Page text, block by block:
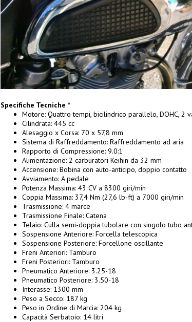
Specifiche Tecniche *
Motore: Quattro tempi, bicilindrico parallelo, DOHC, 2
Cilindrata: 445 cc
Alesaggio x Corsa: 70 x 57,8 mm
Sistema di Raffreddamento: Raffreddamento ad aria
Rapporto di Compressione: 9.0:1
Alimentazione: 2 carburatori Keihin da 32 mm
Accensione: Bobina con auto-anticipo, doppio contatto
Avviamento: A pedale
Potenza Massima: 43 CV a 8300 giri/min
Coppia Massima: 37,4 Nm (27,6 lb-ft) a 7000 giri/min
Trasmissione: 4 marce
Trasmissione Finale: Catena
Telaio: Culla semi-doppia tubolare con singolo tubo
Sospensione Anteriore: Forcella telescopica
Sospensione Posteriore: Forcellone oscillante
Freni Anteriori: Tamburo
Freni Posteriori: Tamburo
Pneumatico Anteriore: 3.25-18
Pneumatico Posteriore: 3.50-18
Interasse: 1300 mm
Peso a Secco: 187 kg
Peso in Ordine di Marcia: 204 kg
Capacità Serbatoio: 14 litri